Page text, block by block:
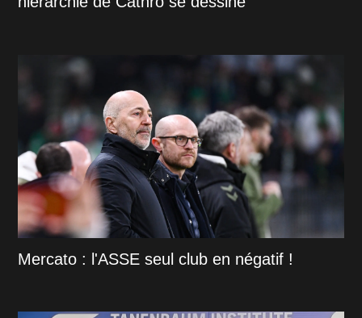
Mercato : l'ASSE seul club en négatif !